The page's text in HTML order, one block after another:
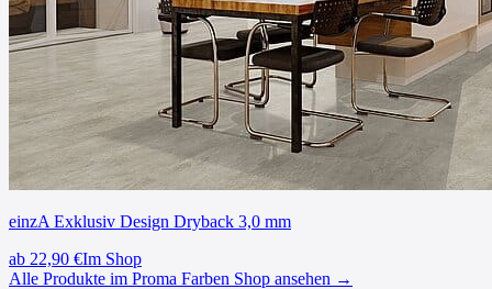
einzA Exklusiv Design Dryback 3,0 mm
ab 22,90 €Im Shop
Alle Produkte im Proma Farben Shop ansehen →